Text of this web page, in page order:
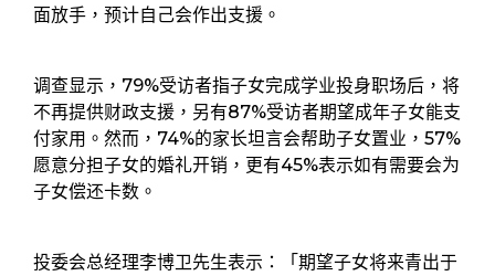
面放手，预计自己会作出支援。
调查显示，79%受访者指子女完成学业投身职场后，将
不再提供财政支援，另有87%受访者期望成年子女能支
付家用。然而，74%的家长坦言会帮助子女置业，57%
愿意分担子女的婚礼开销，更有45%表示如有需要会为
子女偿还卡数。
投委会总经理李博卫先生表示：「期望子女将来青出于